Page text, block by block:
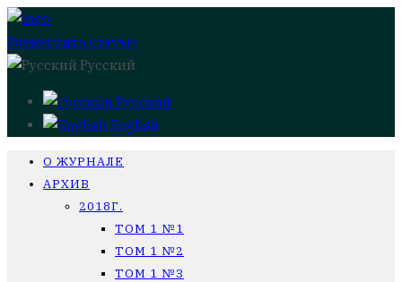
Разместить статью
Русский
Русский
English
О ЖУРНАЛЕ
АРХИВ
2018Г.
ТОМ 1 №1
ТОМ 1 №2
ТОМ 1 №3